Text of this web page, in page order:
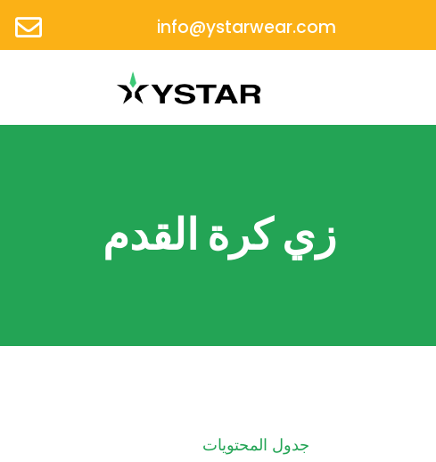
info@ystarwear.com
زي كرة القدم
جدول المحتويات